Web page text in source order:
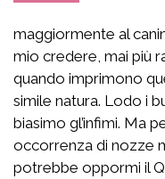
maggiormente al
mio credere, mai più
quando imprimono
simile natura. Lodo i
biasimo gl’infimi. Ma
occorrenza di nozze
potrebbe oppormi il